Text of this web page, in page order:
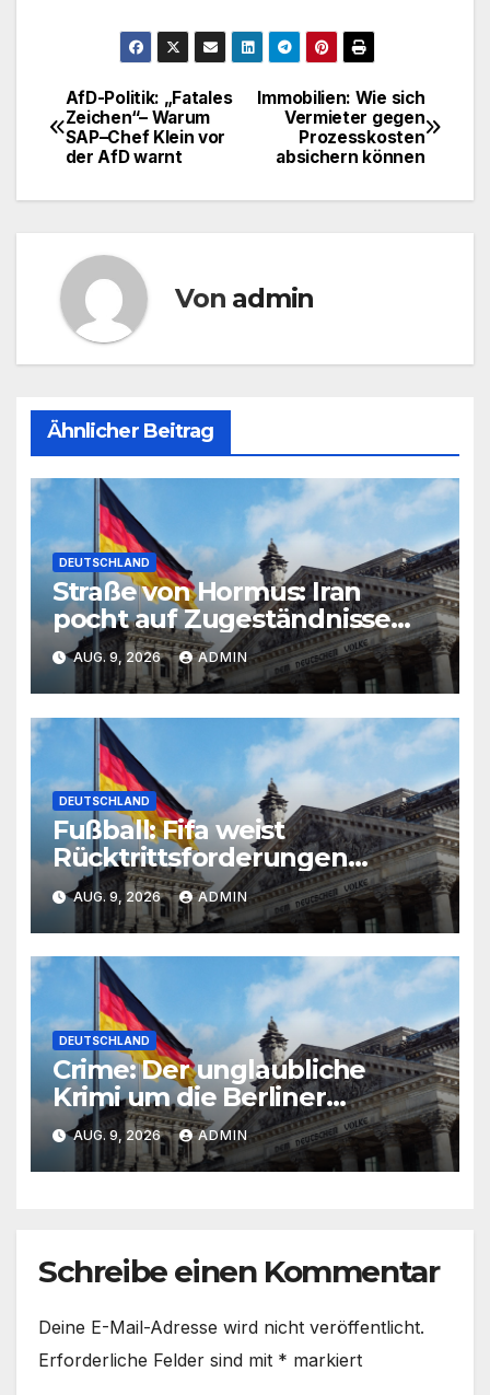
Beitragsnavigation
Immobilien: Wie sich
Vermieter gegen
Prozesskosten
absichern können
AfD-Politik: „Fatales
Zeichen“– Warum
SAP–Chef Klein vor
der AfD warnt
Von admin
Ähnlicher Beitrag
DEUTSCHLAND
Straße von Hormus: Iran
pocht auf Zugeständnisse
der USA
AUG. 9, 2026 ADMIN
DEUTSCHLAND
Fußball: Fifa weist
Rücktrittsforderungen
gegen Infantino zurück
AUG. 9, 2026 ADMIN
DEUTSCHLAND
Crime: Der unglaubliche
Krimi um die Berliner
Immobiliengruppe Hedera
AUG. 9, 2026 ADMIN
Schreibe einen Kommentar
Deine E-Mail-Adresse wird nicht veröffentlicht.
Erforderliche Felder sind mit * markiert